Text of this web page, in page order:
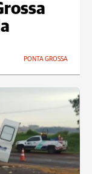
PONTA GROSSA